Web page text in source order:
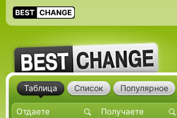
Таблица Список Популярное